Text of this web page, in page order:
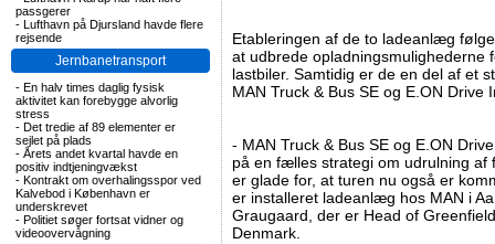
passgerer
- Lufthavn på Djursland havde flere
rejsende
Jernbanetransport
- En halv times daglig fysisk
aktivitet kan forebygge alvorlig
stress
- Det tredie af 89 elementer er
sejlet på plads
- Årets andet kvartal havde en
positiv indtjeningvækst
- Kontrakt om overhalingsspor ved
Kalvebod i København er
underskrevet
- Politiet søger fortsat vidner og
videoovervågning
Etableringen af de to ladeanlæg
at udbrede opladningsmulighederne
lastbiler. Samtidig er de en del af et
MAN Truck & Bus SE og E.ON Drive
- MAN Truck & Bus SE og E.ON
på en fælles strategi om udrulning af
er glade for, at turen nu også er
er installeret ladeanlæg hos MAN i
Graugaard, der er Head of
Denmark.